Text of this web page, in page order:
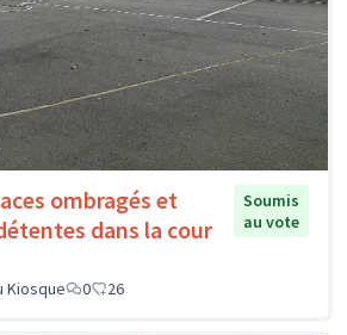
ombragés et
dans la cour
Soumis
au vote
Kiosque 0 26